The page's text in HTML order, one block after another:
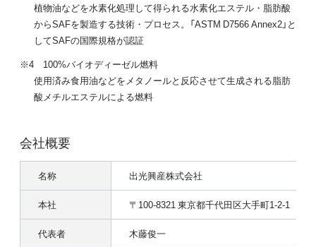
植物油などを水素化処理して得られる水素化エステル・脂肪酸
からSAFを製造する技術・プロセス。「ASTM D7566 Annex2」と
してSAFの国際規格が認証
※4 100%バイオディーゼル燃料
使用済み食用油などをメタノールと反応させて生成される脂肪
酸メチルエステルによる燃料
会社概要
名称 出光興産株式会社
本社 〒100-8321 東京都千代田区大手町1-2-1
代表者 木藤俊一